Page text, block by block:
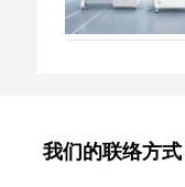
我们的联络方式